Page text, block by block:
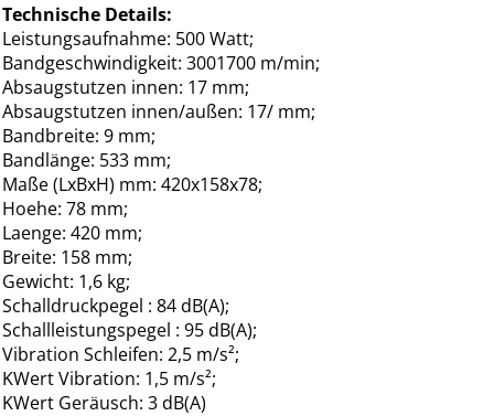
Technische Details:
Leistungsaufnahme: 500 Watt;
Bandgeschwindigkeit: 3001700 m/min;
Absaugstutzen innen: 17 mm;
Absaugstutzen innen/außen: 17/ mm;
Bandbreite: 9 mm;
Bandlänge: 533 mm;
Maße (LxBxH) mm: 420x158x78;
Hoehe: 78 mm;
Laenge: 420 mm;
Breite: 158 mm;
Gewicht: 1,6 kg;
Schalldruckpegel : 84 dB(A);
Schallleistungspegel : 95 dB(A);
Vibration Schleifen: 2,5 m/s²;
KWert Vibration: 1,5 m/s²;
KWert Geräusch: 3 dB(A)